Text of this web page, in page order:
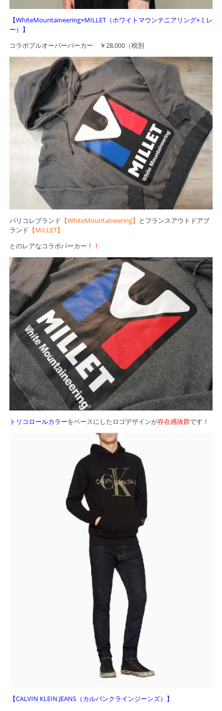
【WhiteMountaineering×MILLET（ホワイトマウンテニアリング×ミレ
ー）】
コラボプルオーバーパーカー ￥28,000（税別
パリコレブランド 【WhiteMountaineering】 とフランスアウトドアブ
ランド 【MILLET】
とのレアなコラボパーカー ！！
トリコロールカラーをベースにしたロゴデザインが存在感抜群です！
【CALVIN KLEIN JEANS（カルバンクラインジーンズ）】